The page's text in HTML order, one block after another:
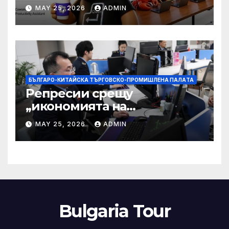
автономно изпълнение на
задачи
MAY 25, 2026 ADMIN
БЪЛГАРО-КИТАЙСКА ТЪРГОВСКО-ПРОМИШЛЕНА ПАЛAТА
Репресии срещу
„икономията на
фактурирането“
MAY 25, 2026 ADMIN
Bulgaria Tour